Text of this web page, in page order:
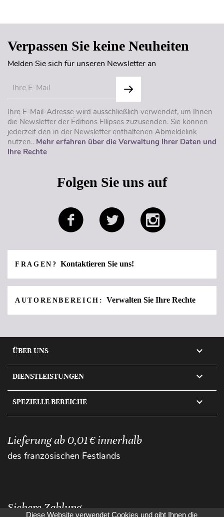
Verpassen Sie keine Neuheiten
Melden Sie sich für unseren Newsletter an
Ihre E-Mail-Adresse wird ausschließlich verwendet, um Ihnen
die Newsletter der Éditions Ellipses zuzusenden. Sie können
jederzeit den in der Newsletter enthaltenen Abmeldelink
nutzen.. Mehr erfahren über die Verwaltung Ihrer Daten und
Ihre Rechte
Folgen Sie uns auf
FRAGEN?Kontaktieren Sie uns!
AUTORENBEREICH: Verwalten Sie Ihre Rechte
ÜBER UNS 
DIENSTLEISTUNGEN 
SPEZIELLE BEREICHE 
Lieferung ab 0,01 € innerhalb
des französischen Festlands
Sichere Zahlung
Diese Website verwendet Cookies und gibt Ihnen die